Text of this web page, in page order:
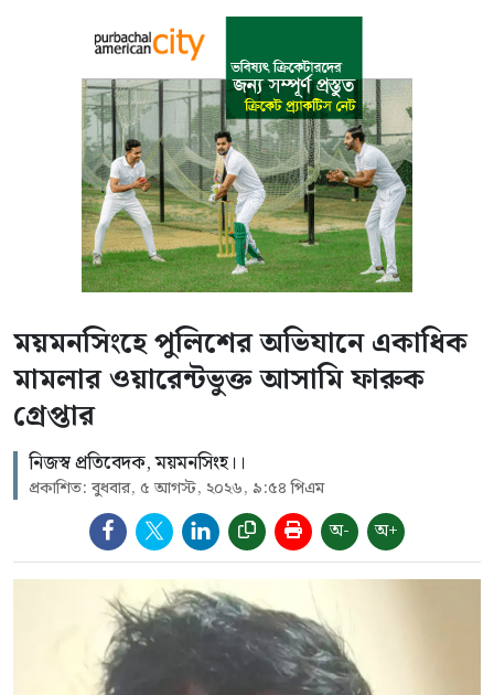
ময়মনসিংহে পুলিশের অভিযানে একাধিক
মামলার ওয়ারেন্টভুক্ত আসামি ফারুক
গ্রেপ্তার
নিজস্ব প্রতিবেদক, ময়মনসিংহ।।
প্রকাশিত: বুধবার, ৫ আগস্ট, ২০২৬, ৯:৫৪ পিএম
অ- অ+